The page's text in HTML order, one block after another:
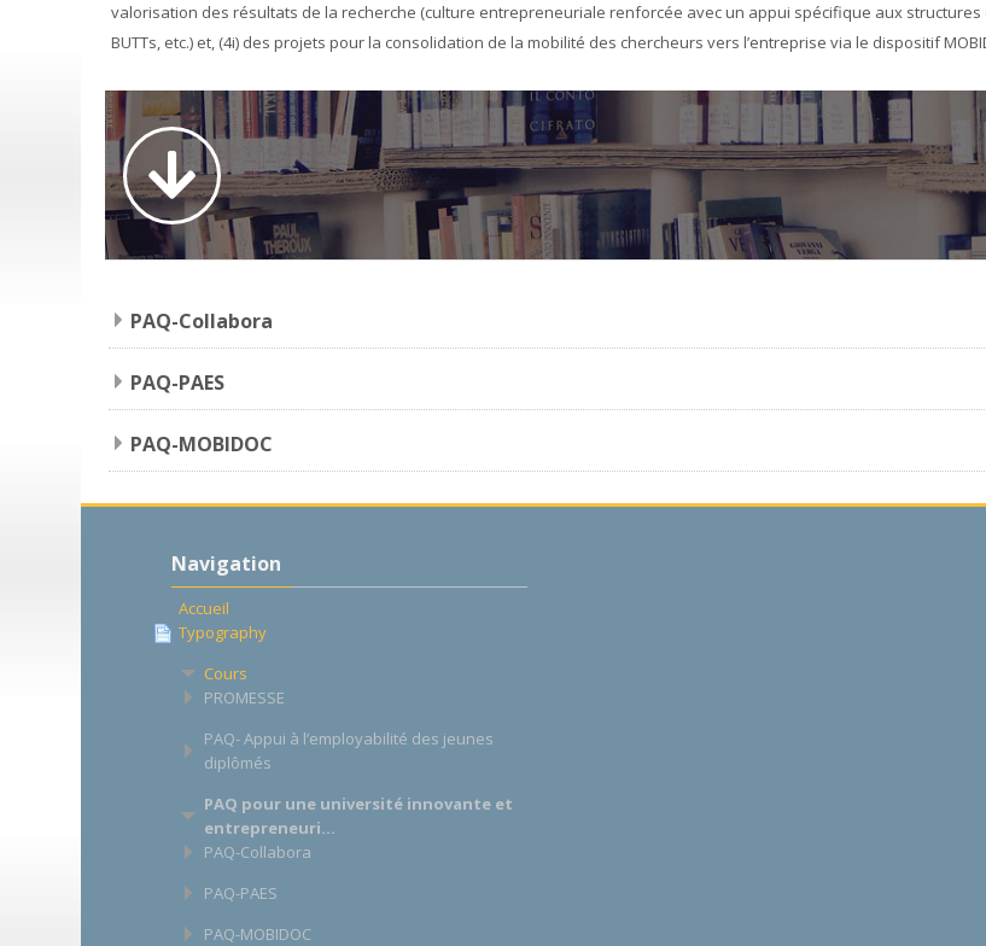
valorisation des résultats de la recherche (culture entrepreneuriale renforcée avec un appui spécifique aux
BUTTs, etc.) et, (4i) des projets pour la consolidation de la mobilité des chercheurs vers l’entreprise via le dispositif
PAQ-Collabora
PAQ-PAES
PAQ-MOBIDOC
Navigation
Accueil
Typography
Cours
PROMESSE
PAQ- Appui à l’employabilité des jeunes
diplômés
PAQ pour une université innovante et
entrepreneuri...
PAQ-Collabora
PAQ-PAES
PAQ-MOBIDOC